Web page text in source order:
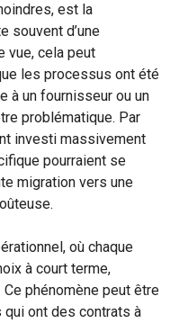
est la
souvent d’une
vue, cela peut
les processus ont été
à un fournisseur ou un
problématique. Par
investi massivement
pourraient se
migration vers une
où chaque
à court terme,
phénomène peut être
ont des contrats à